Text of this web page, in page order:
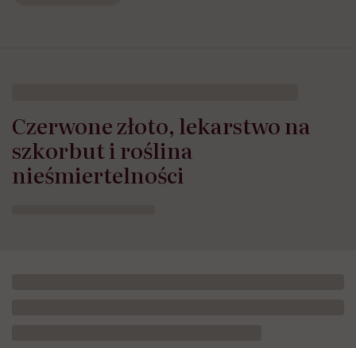
Czerwone złoto, lekarstwo na
szkorbut i roślina
nieśmiertelności